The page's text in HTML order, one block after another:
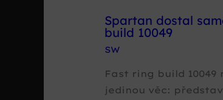
Spartan dostal
build 10049
SW
Fast ring build 10049
jedinou věc: